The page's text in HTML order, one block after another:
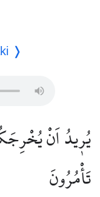
❭
يُر۪يدُ اَنْ
تَأْمُرُونَ